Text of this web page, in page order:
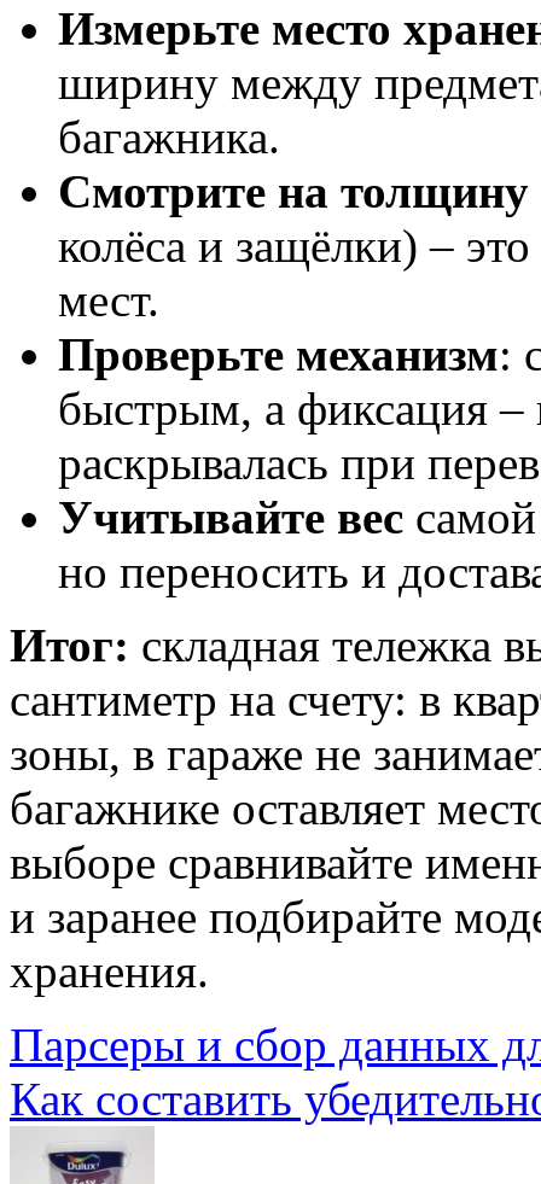
Измерьте место
ширину между
багажника.
Смотрите на толщину
колёса и защёлки) –
мест.
Проверьте механизм:
быстрым, а фиксация –
раскрывалась при
Учитывайте вес
но переносить и
Итог: складная тележка
сантиметр на счету: в
зоны, в гараже не
багажнике оставляет
выборе сравнивайте
и заранее подбирайте
хранения.
Парсеры и сбор данных
Как составить